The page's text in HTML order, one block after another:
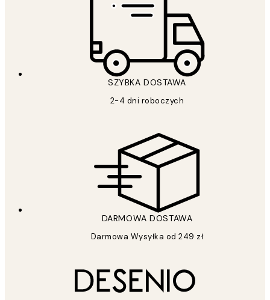
SZYBKA DOSTAWA
2-4 dni roboczych
DARMOWA DOSTAWA
Darmowa Wysyłka od 249 zł